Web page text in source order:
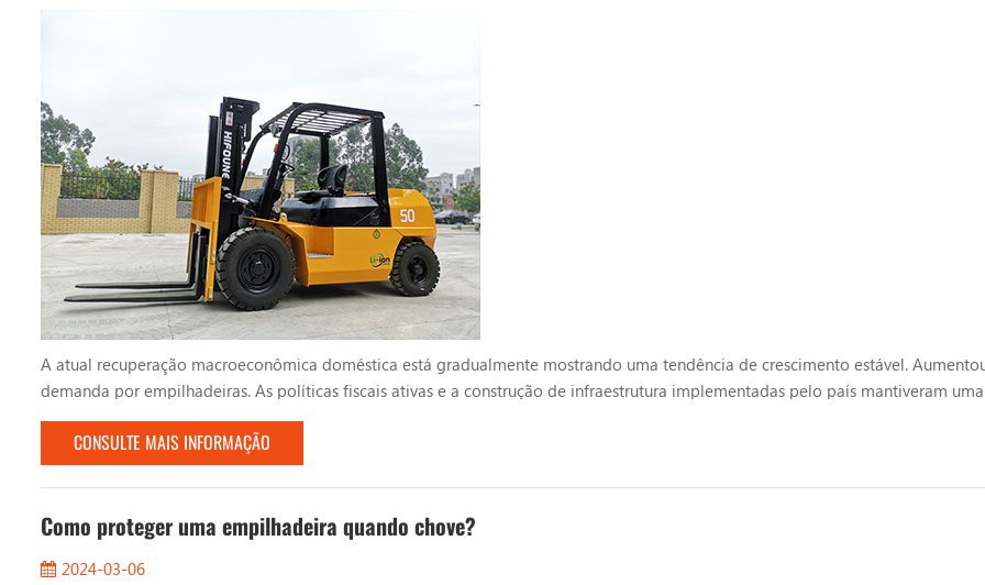
A atual recuperação macroeconômica doméstica está gradualmente mostrando uma tendência de crescimento estável.
demanda por empilhadeiras. As políticas fiscais ativas e a construção de infraestrutura implementadas pelo país mantiveram
de crescimento, impulsionando a indústria da empilhadeira a acelerar seu crescimento. Hoje, Ryan apresentará a você as quatro
tend...CONSULTE MAIS INFORMAÇÃO
Como proteger uma empilhadeira quando chove?
2024-03-06